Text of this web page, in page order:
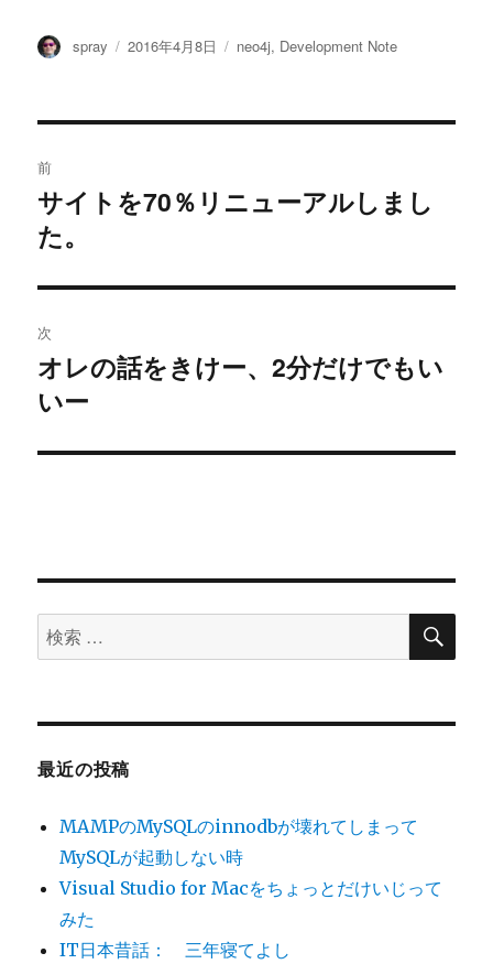
投
spray
投
2016年4月8日
カ
neo4j, Development Note
稿
ナ
ビ
ゲ
ー
シ
前
過
去
投
稿:
サイトを70％リニューアルしまし
た。
次
次
の
稿:
オレの話をきけー、2分だけでもい
いー
検
索
象:
検
最近の投稿
MAMPのMySQLのinnodbが壊れてしまって
MySQLが起動しない時
Visual Studio for Macをちょっとだけいじって
みた
IT日本昔話： 三年寝てよし